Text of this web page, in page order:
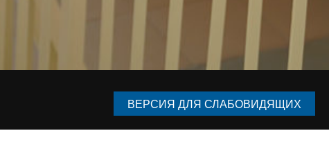
ВЕРСИЯ ДЛЯ СЛАБОВИДЯЩИХ